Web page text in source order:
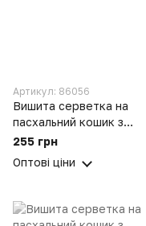
Артикул: 86056
Вишита серветка на
пасхальний кошик з
ажурним мереживом
255 грн
Оптові ціни